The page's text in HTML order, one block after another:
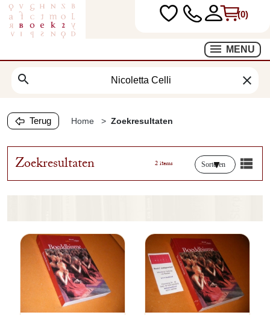
(0)
MENU
search clear
Terug Home Zoekresultaten
Zoekresultaten 2 items Sorteren